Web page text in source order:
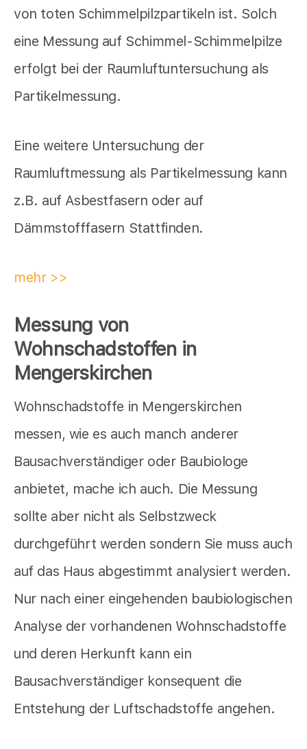
von toten Schimmelpilzpartikeln ist. Solch
eine Messung auf Schimmel-Schimmelpilze
erfolgt bei der Raumluftuntersuchung als
Partikelmessung.
Eine weitere Untersuchung der
Raumluftmessung als Partikelmessung kann
z.B. auf Asbestfasern oder auf
Dämmstofffasern Stattfinden.
mehr >>
Messung von
Wohnschadstoffen in
Mengerskirchen
Wohnschadstoffe in Mengerskirchen
messen, wie es auch manch anderer
Bausachverständiger oder Baubiologe
anbietet, mache ich auch. Die Messung
sollte aber nicht als Selbstzweck
durchgeführt werden sondern Sie muss auch
auf das Haus abgestimmt analysiert werden.
Nur nach einer eingehenden baubiologischen
Analyse der vorhandenen Wohnschadstoffe
und deren Herkunft kann ein
Bausachverständiger konsequent die
Entstehung der Luftschadstoffe angehen.